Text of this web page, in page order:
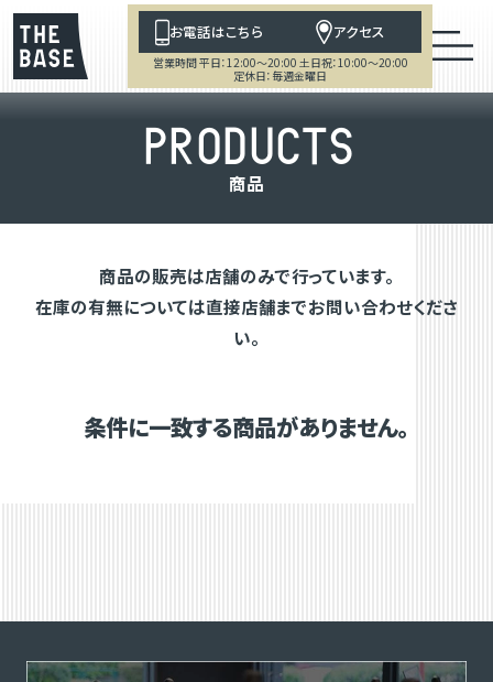
お電話はこちら アクセス
営業時間 平日：12:00～20:00 土日祝：10:00～20:00
定休日：毎週金曜日
PRODUCTS
商品
商品の販売は店舗のみで行っています。
在庫の有無については直接店舗までお問い合わせくださ
い。
条件に一致する商品がありません。